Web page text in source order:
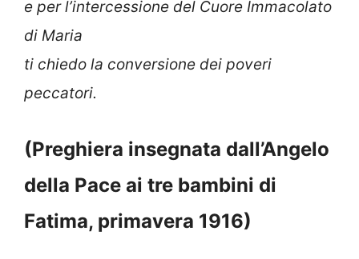
e per l’intercessione del Cuore Immacolato
di Maria
ti chiedo la conversione dei poveri
peccatori.
(Preghiera insegnata dall’Angelo
della Pace ai tre bambini di
Fatima, primavera 1916)